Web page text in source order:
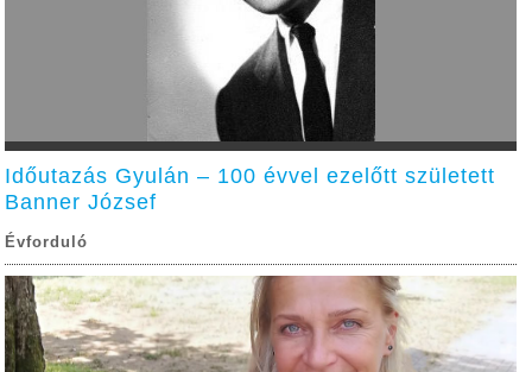
Időutazás Gyulán – 100 évvel ezelőtt született
Banner József
Évforduló